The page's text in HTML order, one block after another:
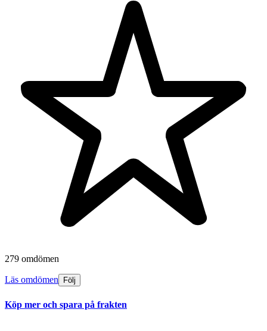
279 omdömen
Läs omdömen Följ
Köp mer och spara på frakten